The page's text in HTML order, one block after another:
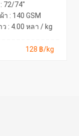
72/74"
: 140 GSM
: 4.00 หลา / kg
128 ฿/kg